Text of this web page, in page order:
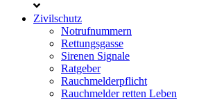
Zivilschutz
Notrufnummern
Rettungsgasse
Sirenen Signale
Ratgeber
Rauchmelderpflicht
Rauchmelder retten Leben